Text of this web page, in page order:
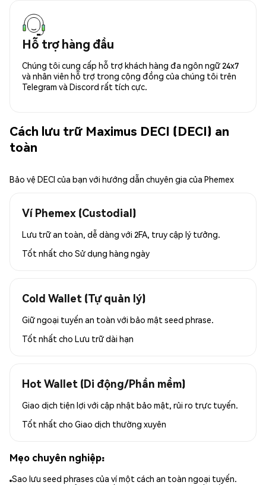
Hỗ trợ hàng đầu
Chúng tôi cung cấp hỗ trợ khách hàng đa ngôn ngữ 24x7
và nhân viên hỗ trợ trong cộng đồng của chúng tôi trên
Telegram và Discord rất tích cực.
Cách lưu trữ Maximus DECI (DECI) an
toàn
Bảo vệ DECI của bạn với hướng dẫn chuyên gia của Phemex
Ví Phemex (Custodial)
Lưu trữ an toàn, dễ dàng với 2FA, truy cập lý tưởng.
Tốt nhất cho Sử dụng hàng ngày
Cold Wallet (Tự quản lý)
Giữ ngoại tuyến an toàn với bảo mật seed phrase.
Tốt nhất cho Lưu trữ dài hạn
Hot Wallet (Di động/Phần mềm)
Giao dịch tiện lợi với cập nhật bảo mật, rủi ro trực tuyến.
Tốt nhất cho Giao dịch thường xuyên
Mẹo chuyên nghiệp:
Sao lưu seed phrases của ví một cách an toàn ngoại tuyến.